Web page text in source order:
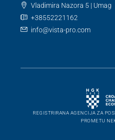
Vladimira Nazora 5 | Umag
+38552221162
info@vista-pro.com
REGISTRIRANA AGENCIJA ZA
PROMETU